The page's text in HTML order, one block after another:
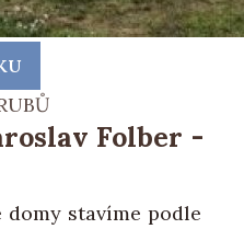
Folber -
stavíme podle